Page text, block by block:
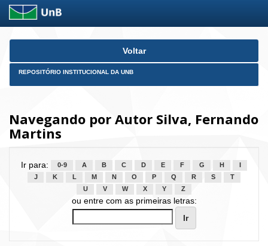
Skip
Voltar
REPOSITÓRIO INSTITUCIONAL DA UNB
Navegando por Autor Silva, Fernando
Martins
Ir para: 0-9 A B C D E F G H
J
K L M N O P Q R S
T
U
V W X Y Z
ou entre com as primeiras letras: